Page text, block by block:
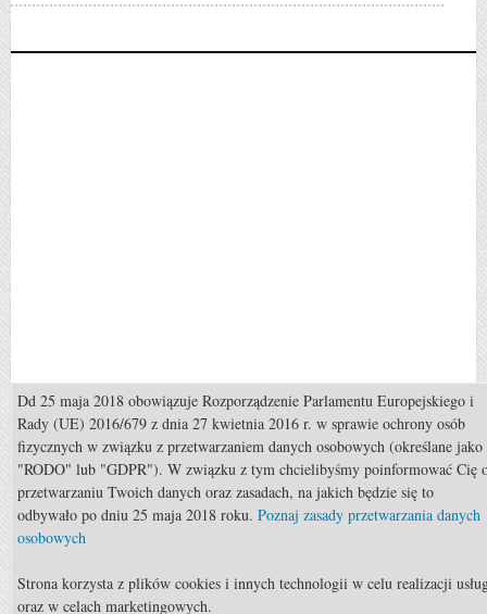
Popularne
Żywienie: Znaczenie magnezu w żywieniu koni
Porady: Jak poradzić sobie z koniem, który nie chce iść do przodu ?
Porady: Co zrobić, kiedy koń nas taranuje przy prowadzeniu w ręce
Hodowla: Konie ardeńskie
Dd 25 maja 2018 obowiązuje Rozporządzenie Parlamentu Europejskiego i
Rady (UE) 2016/679 z dnia 27 kwietnia 2016 r. w sprawie ochrony osób
fizycznych w związku z przetwarzaniem danych osobowych (określane jako
"RODO" lub "GDPR"). W związku z tym chcielibyśmy poinformować Cię
przetwarzaniu Twoich danych oraz zasadach, na jakich będzie się to
odbywało po dniu 25 maja 2018 roku. Poznaj zasady przetwarzania danych
osobowych
Strona korzysta z plików cookies i innych technologii w celu realizacji
oraz w celach marketingowych.